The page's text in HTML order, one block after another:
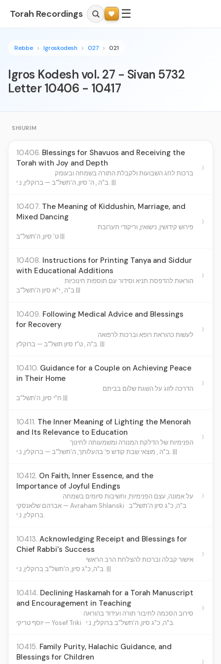
Torah Recordings ☰
Rebbe Igroskodesh 027 021
Igros Kodesh vol. 27 - Sivan 5732
Letter 10406 - 10417
SHIURIM
10406. Blessings for Shavuos and Receiving the
Torah with Joy and Depth
ברכות לחג השבועות ולקבלת התורה בשמחה ובעומק
ב"ה , ה' סיון, ה'תשל"ב — ברוקלין, נ.י. |||
›
10407. The Meaning of Kiddushin, Marriage, and
Mixed Dancing
פירוש קידושין, נישואין, וריקודי תערובת
ט' סיון, ה'תשל"ב |||
›
10408. Instructions for Printing Tanya and Siddur
with Educational Additions
הוראות להדפסת תניא וסידור עם תוספות חינוכיות
ב"ה , י"א סיון ה'תשל"ב |||
›
10409. Following Medical Advice and Blessings
for Recovery
לעשות כהוראת רופא וברכות לרפואה
ב"ה , ט"ז סיון תשל"ב — ברוקלין. |||
›
10410. Guidance for a Couple on Achieving Peace
in Their Home
הדרכה לזוג על השגת שלום בביתם
ח"י סיון, ה'תשל"ב |||
›
10411. The Inner Meaning of Lighting the Menorah
and Its Relevance to Education
הפנימיות של הדלקת המנורה ומשמעותה לחינוך
ב"ה , מוצאי שבת קודש פ' בהעלותך, ה'תשל"ב — ברוקלין, נ.י. |||
›
10412. On Faith, Inner Essence, and the
Importance of Joyful Endings
על אמונה, עצם הפנימיות, וחשיבות סיומים בשמחה
אברהם שלאנסקי — Avraham Shlanski ב"ה, כ"ג סיון ה'תשל"ב
ברוקלין, נ.י.
›
10413. Acknowledging Receipt and Blessings for
Chief Rabbi's Success
אישור קבלה וברכות להצלחת הרב הראשי
ב"ה, כ"ג סיון, ה'תשל"ב ברוקלין, נ.י. |||
›
10414. Declining Haskamah for a Torah Manuscript
and Encouragement in Teaching
סירוב הסכמה לחיבור תורה ועידוד בהוראה
יוסף טריקי — Yosef Triki
ב"ה, כ"ג סיון, ה'תשל"ב ברוקלין, נ.י.
›
10415. Family Purity, Halachic Guidance, and
Blessings for Children